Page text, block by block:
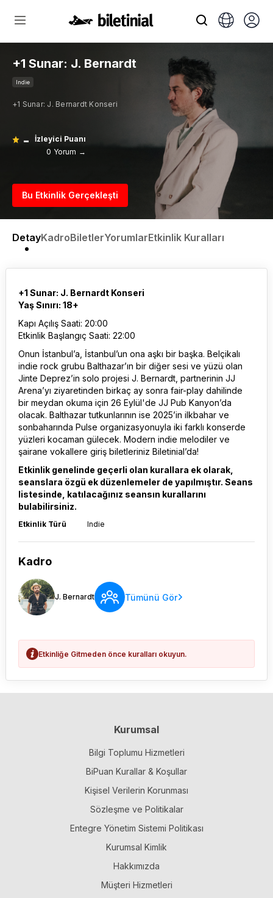
+1 Sunar: J. Bernardt
Indie
+1 Sunar: J. Bernardt Konseri
-
İzleyici Puanı
0 Yorum →
Bu Etkinlik Gerçekleşti
DetayKadroBiletlerYorumlarEtkinlik Kuralları
+1 Sunar: J. Bernardt Konseri
Yaş Sınırı: 18+
Kapı Açılış Saati: 20:00
Etkinlik Başlangıç Saati: 22:00
Onun İstanbul’a, İstanbul’un ona aşkı bir başka. Belçikalı
indie rock grubu Balthazar’ın bir diğer sesi ve yüzü olan
Jinte Deprez’in solo projesi J. Bernardt, partnerinin JJ
Arena’yı ziyaretinden birkaç ay sonra fair-play dahilinde
bir meydan okuma için 26 Eylül'de JJ Pub Kanyon’da
olacak. Balthazar tutkunlarının ise 2025’in ilkbahar ve
sonbaharında Pulse organizasyonuyla iki farklı konserde
yüzleri kocaman gülecek. Modern indie melodiler ve
şairane vokallere giriş biletleriniz Biletinial’da!
Etkinlik genelinde geçerli olan kurallara ek olarak,
seanslara özgü ek düzenlemeler de yapılmıştır. Seans
listesinde, katılacağınız seansın kurallarını
bulabilirsiniz.
Etkinlik Türü Indie
Kadro
J. Bernardt Tümünü Gör
Etkinliğe Gitmeden önce kuralları okuyun.
Kurumsal
Bilgi Toplumu Hizmetleri
BiPuan Kurallar & Koşullar
Kişisel Verilerin Korunması
Sözleşme ve Politikalar
Entegre Yönetim Sistemi Politikası
Kurumsal Kimlik
Hakkımızda
Müşteri Hizmetleri